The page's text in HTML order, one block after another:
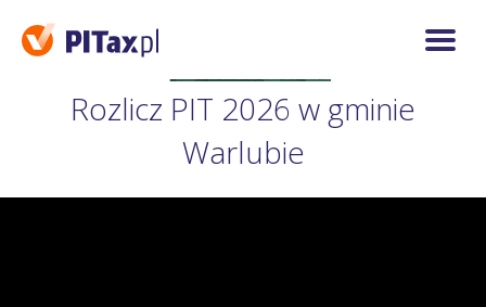
Rozlicz PIT 2026 w gminie
Warlubie